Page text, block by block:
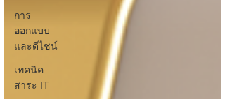
การ
ออกแบบ
และดีไซน์
เทคนิค
สาระ IT